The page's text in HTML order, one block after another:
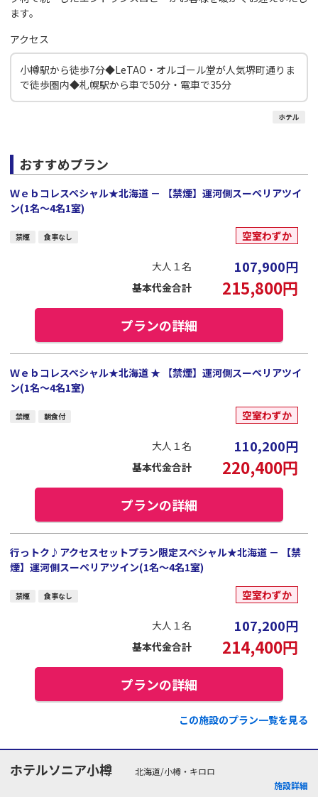
ます。
アクセス
小樽駅から徒歩7分◆LeTAO・オルゴール堂が人気堺町通りま
で徒歩圏内◆札幌駅から車で50分・電車で35分
ホテル
おすすめプラン
Ｗｅｂコレスペシャル★北海道 － 【禁煙】運河側スーペリアツイ
ン(1名～4名1室)
禁煙 食事なし 空室わずか
大人１名 107,900円
基本代金合計 215,800円
プランの詳細
Ｗｅｂコレスペシャル★北海道 ★ 【禁煙】運河側スーペリアツイ
ン(1名～4名1室)
禁煙 朝食付 空室わずか
大人１名 110,200円
基本代金合計 220,400円
プランの詳細
行っトク♪アクセスセットプラン限定スペシャル★北海道 － 【禁
煙】運河側スーペリアツイン(1名～4名1室)
禁煙 食事なし 空室わずか
大人１名 107,200円
基本代金合計 214,400円
プランの詳細
この施設のプラン一覧を見る
ホテルソニア小樽
北海道/小樽・キロロ
施設詳細